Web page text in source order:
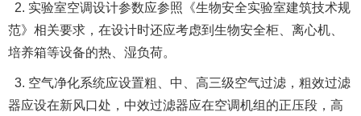
2. 实验室空调设计参数应参照《生物安全实验室建筑技术规
范》相关要求，在设计时还应考虑到生物安全柜、离心机、
培养箱等设备的热、湿负荷。
3. 空气净化系统应设置粗、中、高三级空气过滤，粗效过滤
器应设在新风口处，中效过滤器应在空调机组的正压段，高